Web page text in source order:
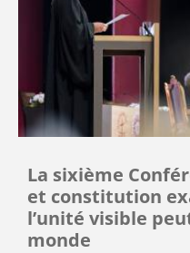
La sixième
et constitution
l’unité visible
monde